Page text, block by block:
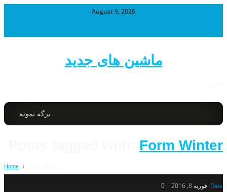
August 9, 2026
ماشین های جدید
برگه نمونه
Form Winter
Home /
Date: فوریه 8, 2016 0